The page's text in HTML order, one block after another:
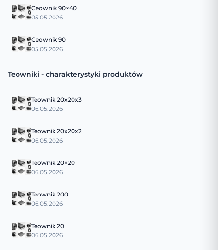
Ceownik 90×40
05.05.2026
Ceownik 90
05.05.2026
Teowniki - charakterystyki produktów
Teownik 20x20x3
06.05.2026
Teownik 20x20x2
06.05.2026
Teownik 20×20
06.05.2026
Teownik 200
06.05.2026
Teownik 20
06.05.2026